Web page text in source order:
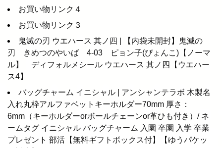
お買い物リンク４
お買い物リンク３
鬼滅の刃 ウエハース 其ノ四 | 【内袋未開封】鬼滅の
刃 きめつのやいば 4-03 ピョン子(ぴょんこ)【ノーマ
ル】 ディフォルメシール ウエハース 其ノ四【ウエハー
ス4】
バッグチャーム イニシャル | アンシャンテラボ 木製名
入れ丸枠アルファベットキーホルダー70mm 厚さ：
6mm（キーホルダーorボールチェーンor革ひも付き）/ ネ
ームタグ イニシャル バッグチャーム 入園 卒園 入学 卒業
プレゼント 部活【無料ギフトボックス付】【ゆうパケッ